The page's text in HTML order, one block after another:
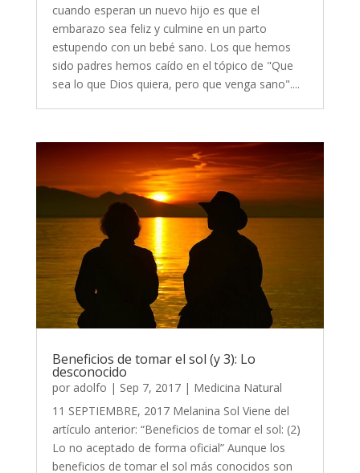
cuando esperan un nuevo hijo es que el
embarazo sea feliz y culmine en un parto
estupendo con un bebé sano. Los que hemos
sido padres hemos caído en el tópico de "Que
sea lo que Dios quiera, pero que venga sano"....
Beneficios de tomar el sol (y 3): Lo
desconocido
por adolfo | Sep 7, 2017| Medicina Natural
11 SEPTIEMBRE, 2017 Melanina Sol Viene del
artículo anterior: “Beneficios de tomar el sol: (2)
Lo no aceptado de forma oficial” Aunque los
beneficios de tomar el sol más conocidos son